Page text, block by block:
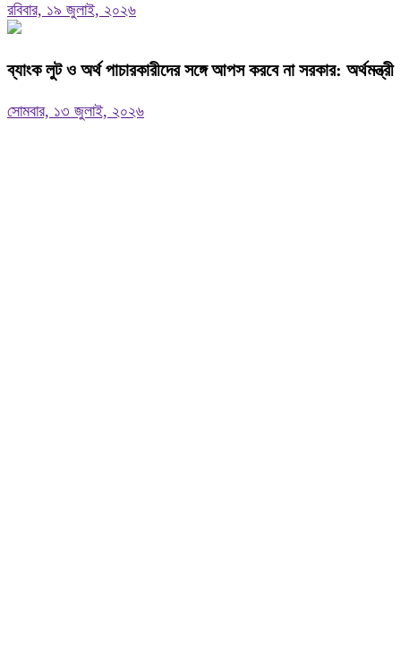
রবিবার, ১৯ জুলাই, ২০২৬
ব্যাংক লুট ও অর্থ পাচারকারীদের সঙ্গে আপস করবে না সরকার: অর্থমন্ত্রী
সোমবার, ১৩ জুলাই, ২০২৬